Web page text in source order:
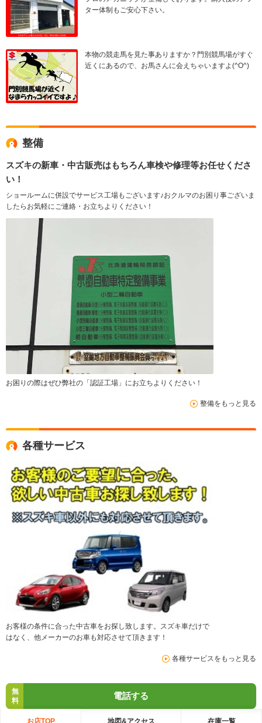
ター体制もご安心下さい。
本物の競走馬を見た事ありますか？門別競馬場がすぐ
近くにあるので、お馬さんに会えちゃいますよ(^O^)
整備
スズキの新車・中古販売はもちろん車検や修理等お任せくださ
い！
ショールームに併設でサービス工場もございます♪おクルマのお困り事ございま
したらお気軽にご連絡・お立ちよりください！
お困りの際はぜひ弊社の「認証工場」にお立ちよりください！
整備をもっと見る
各種サービス
お客様の条件に合った中古車をお探し致します。スズキ車だけで
はなく、他メーカーのお車も対応させて頂きます！
各種サービスをもっと見る
無
料
電話する
お店TOP 地図&アクセス 在庫一覧